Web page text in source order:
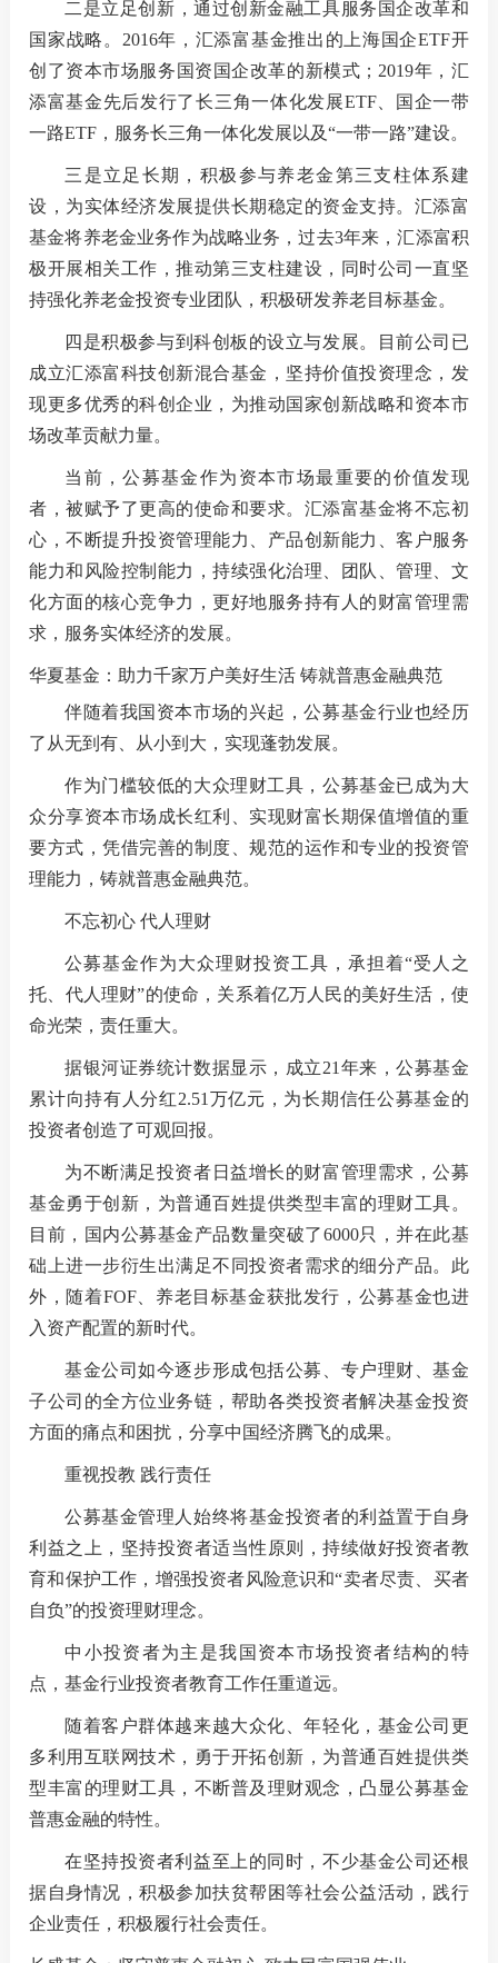
二是立足创新，通过创新金融工具服务国企改革和
国家战略。2016年，汇添富基金推出的上海国企ETF开
创了资本市场服务国资国企改革的新模式；2019年，汇
添富基金先后发行了长三角一体化发展ETF、国企一带
一路ETF，服务长三角一体化发展以及“一带一路”建设。
三是立足长期，积极参与养老金第三支柱体系建
设，为实体经济发展提供长期稳定的资金支持。汇添富
基金将养老金业务作为战略业务，过去3年来，汇添富积
极开展相关工作，推动第三支柱建设，同时公司一直坚
持强化养老金投资专业团队，积极研发养老目标基金。
四是积极参与到科创板的设立与发展。目前公司已
成立汇添富科技创新混合基金，坚持价值投资理念，发
现更多优秀的科创企业，为推动国家创新战略和资本市
场改革贡献力量。
当前，公募基金作为资本市场最重要的价值发现
者，被赋予了更高的使命和要求。汇添富基金将不忘初
心，不断提升投资管理能力、产品创新能力、客户服务
能力和风险控制能力，持续强化治理、团队、管理、文
化方面的核心竞争力，更好地服务持有人的财富管理需
求，服务实体经济的发展。
华夏基金：助力千家万户美好生活 铸就普惠金融典范
伴随着我国资本市场的兴起，公募基金行业也经历
了从无到有、从小到大，实现蓬勃发展。
作为门槛较低的大众理财工具，公募基金已成为大
众分享资本市场成长红利、实现财富长期保值增值的重
要方式，凭借完善的制度、规范的运作和专业的投资管
理能力，铸就普惠金融典范。
不忘初心 代人理财
公募基金作为大众理财投资工具，承担着“受人之
托、代人理财”的使命，关系着亿万人民的美好生活，使
命光荣，责任重大。
据银河证券统计数据显示，成立21年来，公募基金
累计向持有人分红2.51万亿元，为长期信任公募基金的
投资者创造了可观回报。
为不断满足投资者日益增长的财富管理需求，公募
基金勇于创新，为普通百姓提供类型丰富的理财工具。
目前，国内公募基金产品数量突破了6000只，并在此基
础上进一步衍生出满足不同投资者需求的细分产品。此
外，随着FOF、养老目标基金获批发行，公募基金也进
入资产配置的新时代。
基金公司如今逐步形成包括公募、专户理财、基金
子公司的全方位业务链，帮助各类投资者解决基金投资
方面的痛点和困扰，分享中国经济腾飞的成果。
重视投教 践行责任
公募基金管理人始终将基金投资者的利益置于自身
利益之上，坚持投资者适当性原则，持续做好投资者教
育和保护工作，增强投资者风险意识和“卖者尽责、买者
自负”的投资理财理念。
中小投资者为主是我国资本市场投资者结构的特
点，基金行业投资者教育工作任重道远。
随着客户群体越来越大众化、年轻化，基金公司更
多利用互联网技术，勇于开拓创新，为普通百姓提供类
型丰富的理财工具，不断普及理财观念，凸显公募基金
普惠金融的特性。
在坚持投资者利益至上的同时，不少基金公司还根
据自身情况，积极参加扶贫帮困等社会公益活动，践行
企业责任，积极履行社会责任。